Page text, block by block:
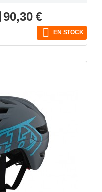
Precio
90,30 €
 EN STOCK